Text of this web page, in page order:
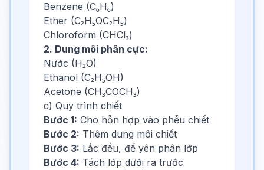
Benzene (C₆H₆)
Ether (C₂H₅OC₂H₅)
Chloroform (CHCl₃)
2. Dung môi phân cực:
Nước (H₂O)
Ethanol (C₂H₅OH)
Acetone (CH₃COCH₃)
c) Quy trình chiết
Bước 1: Cho hỗn hợp vào phễu chiết
Bước 2: Thêm dung môi chiết
Bước 3: Lắc đều, để yên phân lớp
Bước 4: Tách lớp dưới ra trước